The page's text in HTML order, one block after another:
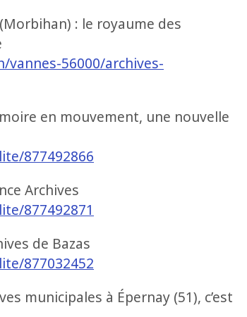
: le royaume des
56000/archives-
en mouvement, une nouvelle
877492866
Archives
877492871
de Bazas
877032452
municipales à Épernay (51), c’est